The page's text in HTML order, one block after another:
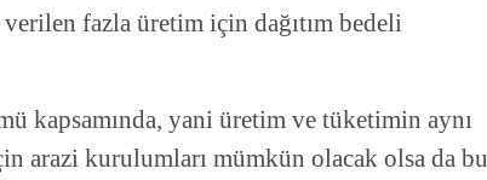
fazla üretim için dağıtım bedeli
kapsamında, yani üretim ve tüketimin aynı
arazi kurulumları mümkün olacak olsa da bu